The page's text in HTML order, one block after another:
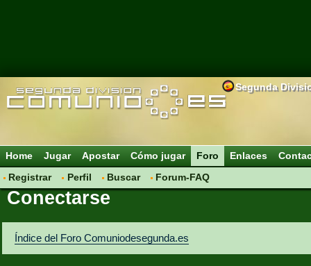
Segunda
Home Jugar Apostar Cómo jugar
Foro
Registrar
Perfil Buscar Forum-FAQ
Enlaces
Conectarse
Índice del Foro Comuniodesegunda.es